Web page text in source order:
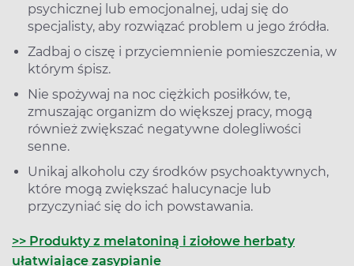
psychicznej lub emocjonalnej, udaj się do
specjalisty, aby rozwiązać problem u jego źródła.
Zadbaj o ciszę i przyciemnienie pomieszczenia, w
którym śpisz.
Nie spożywaj na noc ciężkich posiłków, te,
zmuszając organizm do większej pracy, mogą
również zwiększać negatywne dolegliwości
senne.
Unikaj alkoholu czy środków psychoaktywnych,
które mogą zwiększać halucynacje lub
przyczyniać się do ich powstawania.
>> Produkty z melatoniną i ziołowe herbaty
ułatwiające zasypianie